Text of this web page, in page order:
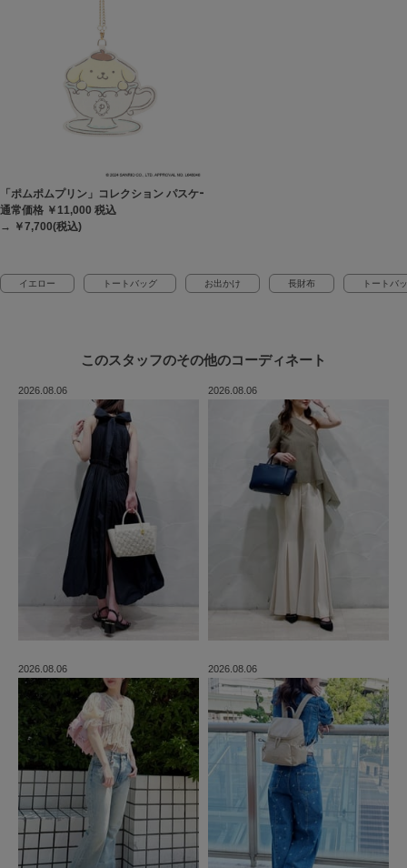
「ポムポムプリン」コレクション パスケース
通常価格 ￥11,000 税込
→ ￥7,700(税込)
イエロー トートバッグ お出かけ 長財布 トートバ
このスタッフのその他のコーディネート
2026.08.06 2026.08.06
2026.08.06 2026.08.06